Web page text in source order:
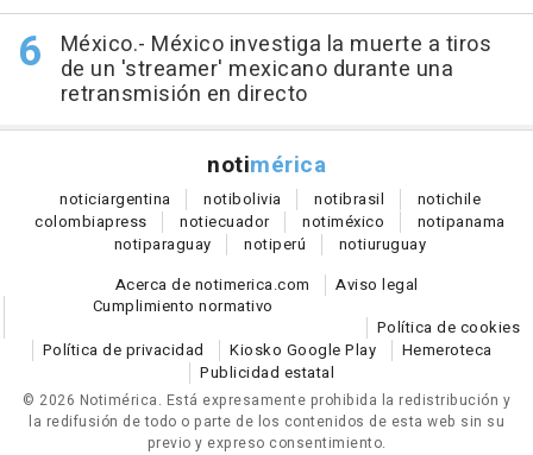
México.- México investiga la muerte a tiros
de un 'streamer' mexicano durante una
retransmisión en directo
notimérica
noticiargentina notibolivia notibrasil notichile
colombiapress notiecuador notiméxico notipanama
notiparaguay notiperú notiuruguay
Acerca de notimerica.com
Aviso legal
Cumplimiento normativo
Política de cookies
Política de privacidad
Kiosko Google Play
Hemeroteca
Publicidad estatal
© 2026 Notimérica. Está expresamente prohibida la redistribución y
la redifusión de todo o parte de los contenidos de esta web sin su
previo y expreso consentimiento.